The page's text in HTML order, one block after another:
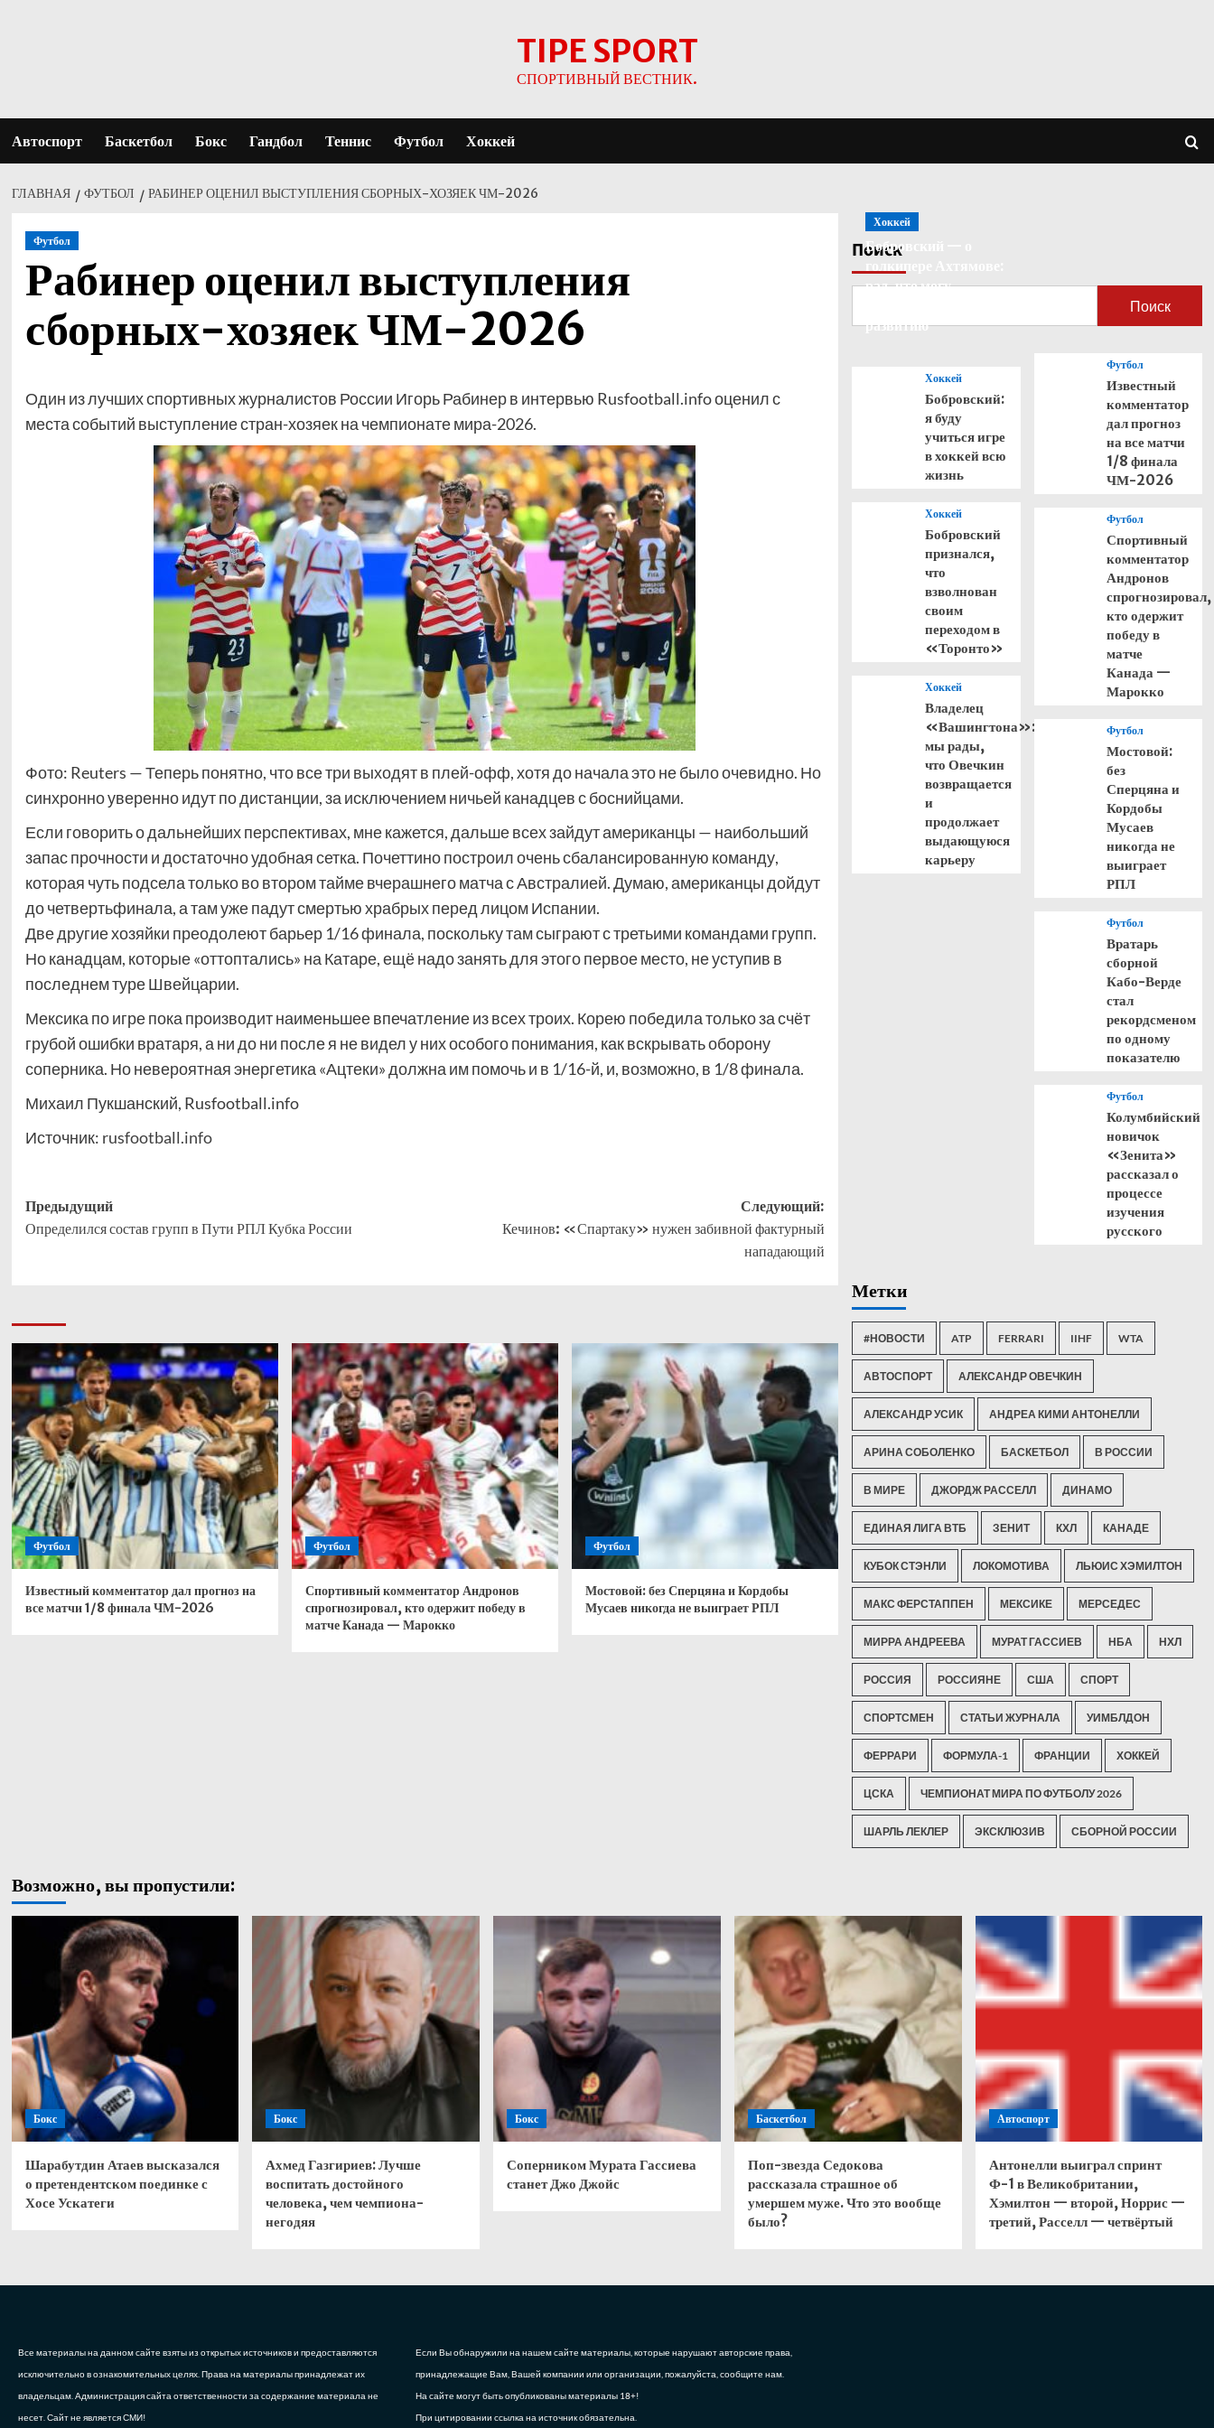
TIPE SPORT
СПОРТИВНЫЙ ВЕСТНИК.
Автоспорт Баскетбол Бокс Гандбол Теннис Футбол Хоккей
ГЛАВНАЯ ФУТБОЛ РАБИНЕР ОЦЕНИЛ ВЫСТУПЛЕНИЯ СБОРНЫХ-ХОЗЯЕК ЧМ-2026
Футбол
Рабинер оценил выступления
сборных-хозяек ЧМ-2026
Один из лучших спортивных журналистов России Игорь Рабинер в интервью Rusfootball.info оценил с
места событий выступление стран-хозяек на чемпионате мира-2026.
Фото: Reuters — Теперь понятно, что все три выходят в плей-офф, хотя до начала это не было очевидно. Но
синхронно уверенно идут по дистанции, за исключением ничьей канадцев с боснийцами.
Если говорить о дальнейших перспективах, мне кажется, дальше всех зайдут американцы — наибольший
запас прочности и достаточно удобная сетка. Почеттино построил очень сбалансированную команду,
которая чуть подсела только во втором тайме вчерашнего матча с Австралией. Думаю, американцы дойдут
до четвертьфинала, а там уже падут смертью храбрых перед лицом Испании.
Две другие хозяйки преодолеют барьер 1/16 финала, поскольку там сыграют с третьими командами групп.
Но канадцам, которые «оттоптались» на Катаре, ещё надо занять для этого первое место, не уступив в
последнем туре Швейцарии.
Мексика по игре пока производит наименьшее впечатление из всех троих. Корею победила только за счёт
грубой ошибки вратаря, а ни до ни после я не видел у них особого понимания, как вскрывать оборону
соперника. Но невероятная энергетика «Ацтеки» должна им помочь и в 1/16-й, и, возможно, в 1/8 финала.
Михаил Пукшанский, Rusfootball.info
Источник: rusfootball.info
Навигация
записи
Предыдущий
Определился состав групп в Пути РПЛ Кубка России
Следующий:
Кечинов: «Спартаку» нужен забивной фактурный
нападающий
Футбол
Известный комментатор дал прогноз на
все матчи 1/8 финала ЧМ-2026
Футбол
Спортивный комментатор Андронов
спрогнозировал, кто одержит победу в
матче Канада — Марокко
Футбол
Мостовой: без Сперцяна и Кордобы
Мусаев никогда не выиграет РПЛ
Поиск
Поиск
Хоккей
Бобровский — о
рад, что могу
развитию
Хоккей
Бобровский:
я буду
учиться игре
в хоккей всю
жизнь
Хоккей
Бобровский
признался,
что
взволнован
своим
переходом в
«Торонто»
Хоккей
Владелец
«Вашингтона»:
мы рады,
что Овечкин
возвращается
и
продолжает
выдающуюся
карьеру
Футбол
Известный
комментатор
дал прогноз
на все матчи
1/8 финала
ЧМ-2026
Футбол
Спортивный
комментатор
Андронов
спрогнозировал,
кто одержит
победу в
матче
Канада —
Марокко
Футбол
Мостовой:
без
Сперцяна и
Кордобы
Мусаев
никогда не
выиграет
РПЛ
Футбол
Вратарь
сборной
Кабо-Верде
стал
рекордсменом
по одному
показателю
Футбол
Колумбийский
новичок
«Зенита»
рассказал о
процессе
изучения
русского
Метки
#НОВОСТИ ATP FERRARI IIHF WTA
АВТОСПОРТ АЛЕКСАНДР ОВЕЧКИН
АЛЕКСАНДР УСИК АНДРЕА КИМИ АНТОНЕЛЛИ
АРИНА СОБОЛЕНКО БАСКЕТБОЛ В РОССИИ
В МИРЕ ДЖОРДЖ РАССЕЛЛ ДИНАМО
ЕДИНАЯ ЛИГА ВТБ ЗЕНИТ КХЛ КАНАДЕ
КУБОК СТЭНЛИ ЛОКОМОТИВА ЛЬЮИС ХЭМИЛТОН
МАКС ФЕРСТАППЕН МЕКСИКЕ МЕРСЕДЕС
МИРРА АНДРЕЕВА МУРАТ ГАССИЕВ НБА НХЛ
РОССИЯ РОССИЯНЕ США СПОРТ
СПОРТСМЕН СТАТЬИ ЖУРНАЛА УИМБЛДОН
ФЕРРАРИ ФОРМУЛА-1 ФРАНЦИИ ХОККЕЙ
ЦСКА ЧЕМПИОНАТ МИРА ПО ФУТБОЛУ 2026
ШАРЛЬ ЛЕКЛЕР ЭКСКЛЮЗИВ СБОРНОЙ РОССИИ
Возможно, вы пропустили:
Бокс
Шарабутдин Атаев высказался
о претендентском поединке с
Хосе Ускатеги
Бокс
Ахмед Газгириев: Лучше
воспитать достойного
человека, чем чемпиона-
негодяя
Бокс
Соперником Мурата Гассиева
станет Джо Джойс
Баскетбол
Поп-звезда Седокова
рассказала страшное об
умершем муже. Что это вообще
было?
Автоспорт
Антонелли выиграл спринт
Ф-1 в Великобритании,
Хэмилтон — второй, Норрис —
третий, Расселл — четвёртый
Все материалы на данном сайте взяты из открытых источников и предоставляются
исключительно в ознакомительных целях. Права на материалы принадлежат их
владельцам. Администрация сайта ответственности за содержание материала не
несет. Сайт не является СМИ!
Если Вы обнаружили на нашем сайте материалы, которые нарушают авторские права,
принадлежащие Вам, Вашей компании или организации, пожалуйста, сообщите нам.
На сайте могут быть опубликованы материалы 18+!
При цитировании ссылка на источник обязательна.